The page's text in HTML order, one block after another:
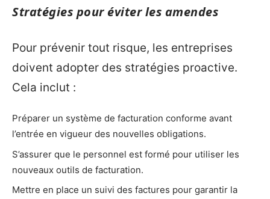
Stratégies pour éviter les amendes
Pour prévenir tout risque, les entreprises
doivent adopter des stratégies proactive.
Cela inclut :
Préparer un système de facturation conforme avant
l’entrée en vigueur des nouvelles obligations.
S’assurer que le personnel est formé pour utiliser les
nouveaux outils de facturation.
Mettre en place un suivi des factures pour garantir la